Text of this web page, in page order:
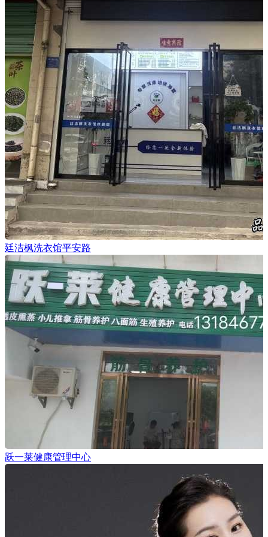
廷洁枫洗衣馆平安路
跃一莱健康管理中心